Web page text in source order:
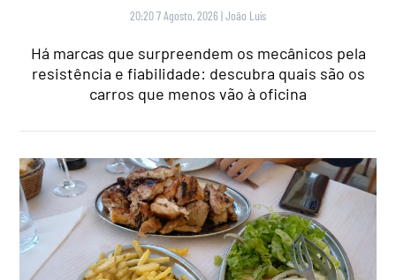
20:20 7 Agosto, 2026 |João Luís
Há marcas que surpreendem os mecânicos pela
resistência e fiabilidade: descubra quais são os
carros que menos vão à oficina